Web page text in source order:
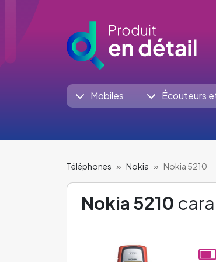
Mobiles Écouteurs
Téléphones Nokia Nokia 5210
Nokia 5210